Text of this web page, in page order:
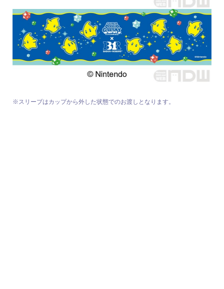
※スリーブはカップから外した状態でのお渡しとなります。